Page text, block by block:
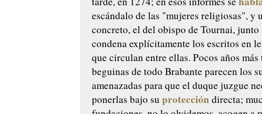
escándalo de las "mujeres religiosas", y
concreto, el del obispo de Tournai, junto
condena explícitamente los escritos en
que circulan entre ellas. Pocos años más
beguinas de todo Brabante parecen los
amenazadas para que el duque juzgue
ponerlas bajo suprotección directa;